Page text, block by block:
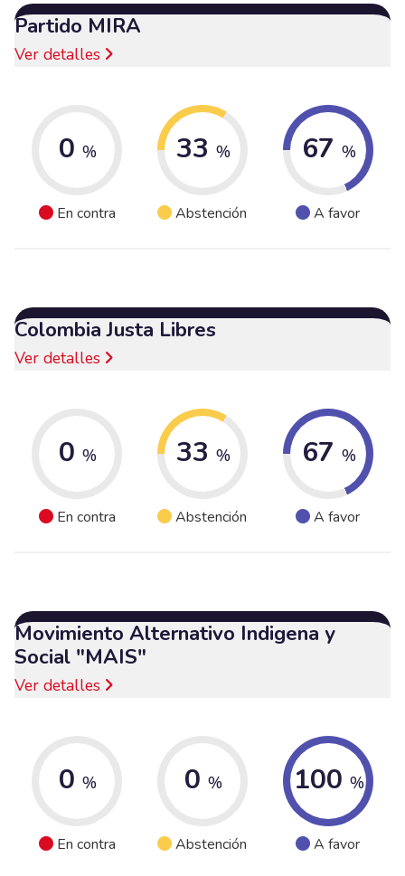
Partido MIRA
Ver detalles
0 %
En contra
33 %
Abstención
67 %
A favor
Colombia Justa Libres
Ver detalles
0 %
En contra
33 %
Abstención
67 %
A favor
Movimiento Alternativo Indigena y
Social "MAIS"
Ver detalles
0 %
En contra
0 %
Abstención
100 %
A favor